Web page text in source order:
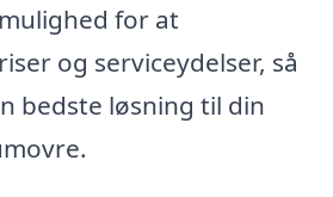
for at
og serviceydelser, så
bedste løsning til din